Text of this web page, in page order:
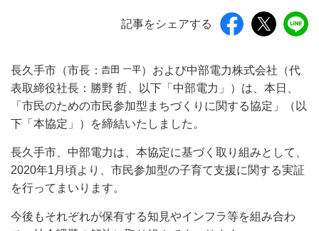
記事をシェアする
長久手市（市長：
）および中部電力株式会社（代
表取締役社長：勝野 哲、以下「中部電力」）は、本日、
「市民のための市民参加型まちづくりに関する協定」（以
下「本協定」）を締結いたしました。
長久手市、中部電力は、本協定に基づく取り組みとして、
2020年1月頃より、市民参加型の子育て支援に関する実証
を行ってまいります。
今後もそれぞれが保有する知見やインフラ等を組み合わ